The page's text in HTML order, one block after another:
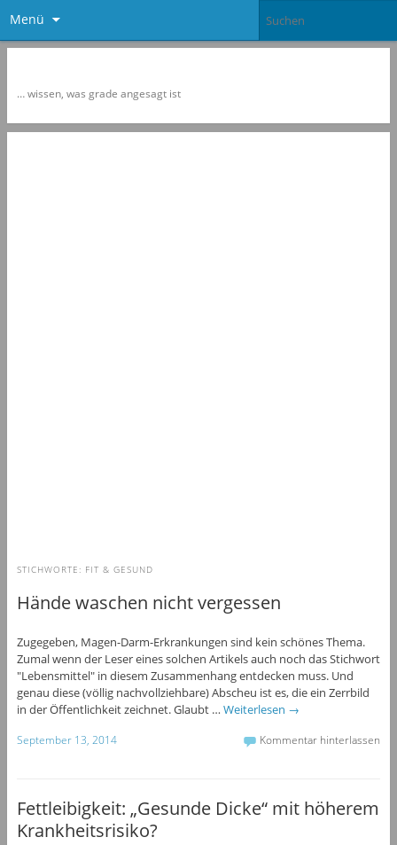
Menü
… wissen, was grade angesagt ist
STICHWORTE: FIT & GESUND
Hände waschen nicht vergessen
Zugegeben, Magen-Darm-Erkrankungen sind kein schönes Thema.
Zumal wenn der Leser eines solchen Artikels auch noch das Stichwort
"Lebensmittel" in diesem Zusammenhang entdecken muss. Und
genau diese (völlig nachvollziehbare) Abscheu ist es, die ein Zerrbild
in der Öffentlichkeit zeichnet. Glaubt … Weiterlesen →
September 13, 2014 Kommentar hinterlassen
Fettleibigkeit: „Gesunde Dicke“ mit höherem
Krankheitsrisiko?